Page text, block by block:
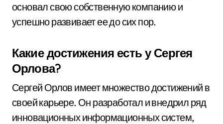
основал свою собственную компанию и
успешно развивает ее до сих пор.
Какие достижения есть у Сергея
Орлова?
Сергей Орлов имеет множество достижений в
своей карьере. Он разработал и внедрил ряд
инновационных информационных систем,